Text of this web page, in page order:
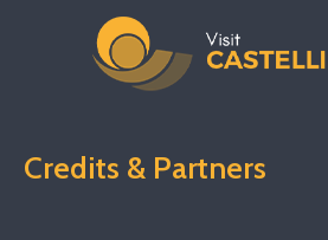
Credits & Partners